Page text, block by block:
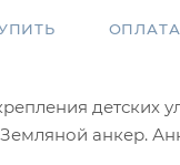
ОПЛАТА
детских
анкер.